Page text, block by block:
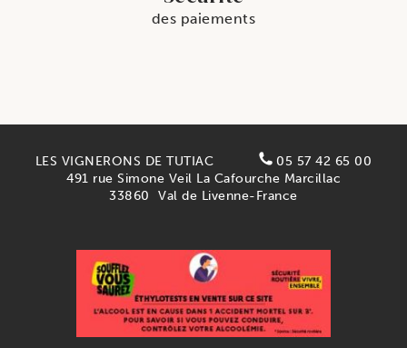
des paiements
LES VIGNERONS DE TUTIAC
05 57 42 65 00
491 rue Simone Veil La Cafourche Marcillac
33860
Val de Livenne-France